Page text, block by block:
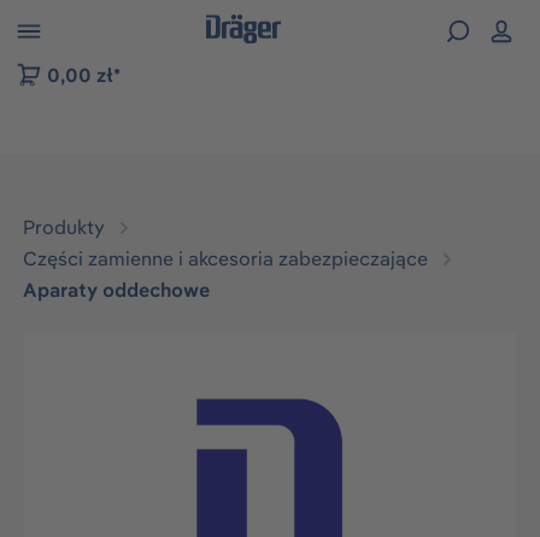
do nawigacji na platformie B2B
0,00 zł*
Produkty
Części zamienne i akcesoria zabezpieczające
Aparaty oddechowe
Pomiń galerię zdjęć